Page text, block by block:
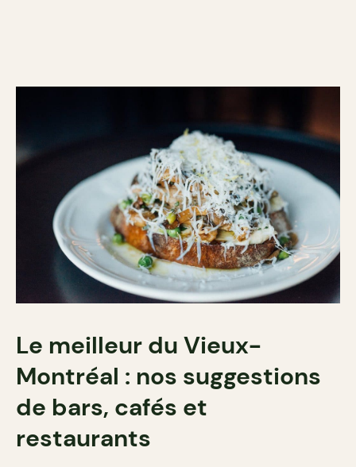
Le meilleur du Vieux-
Montréal : nos suggestions
de bars, cafés et
restaurants